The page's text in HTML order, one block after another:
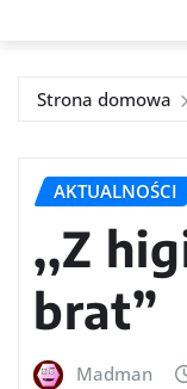
Strona domowa
AKTUALNOŚCI
,,Z
brat”
Madman